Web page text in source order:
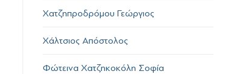
Χατζηπροδρόμου Γεώργιος
Χάλτσιος Απόστολος
Φώτεινα Χατζηκοκόλη Σοφία